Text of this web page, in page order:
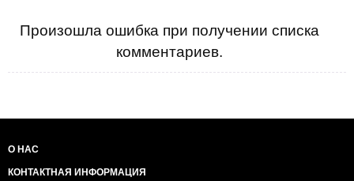
Произошла ошибка при получении списка
комментариев.
О НАС
КОНТАКТНАЯ ИНФОРМАЦИЯ